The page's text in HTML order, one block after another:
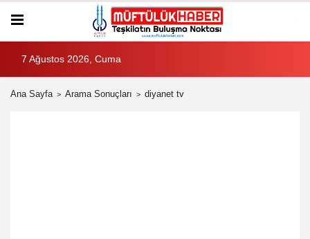
7 Ağustos 2026, Cuma
Ana Sayfa Arama Sonuçları diyanet tv